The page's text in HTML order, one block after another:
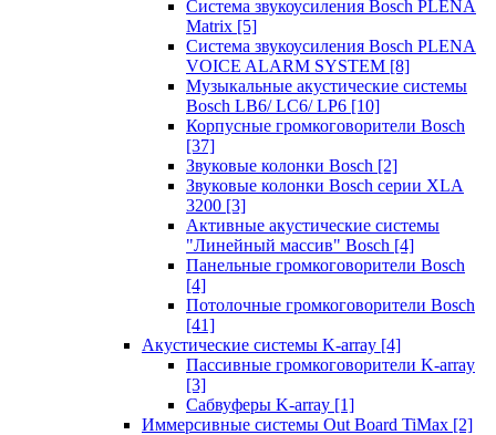
Система звукоусиления Bosch PLENA
Matrix [5]
Система звукоусиления Bosch PLENA
VOICE ALARM SYSTEM [8]
Музыкальные акустические системы
Bosch LB6/ LC6/ LP6 [10]
Корпусные громкоговорители Bosch
[37]
Звуковые колонки Bosch [2]
Звуковые колонки Bosch серии XLA
3200 [3]
Активные акустические системы
"Линейный массив" Bosch [4]
Панельные громкоговорители Bosch
[4]
Потолочные громкоговорители Bosch
[41]
Акустические системы K-array [4]
Пассивные громкоговорители K-array
[3]
Сабвуферы K-array [1]
Иммерсивные системы Out Board TiMax [2]